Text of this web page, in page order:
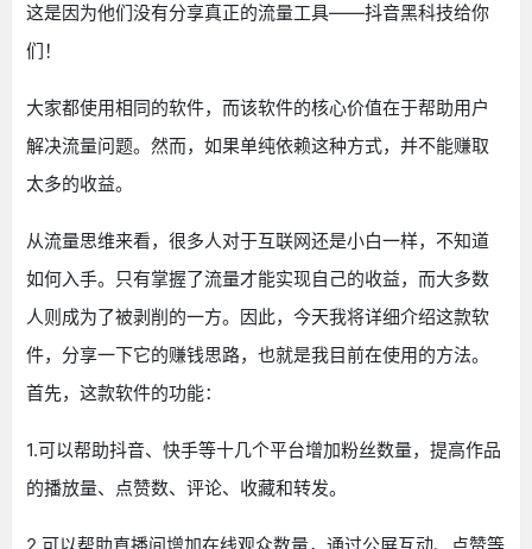
这是因为他们没有分享真正的流量工具——抖音黑科技给你
们！
大家都使用相同的软件，而该软件的核心价值在于帮助用户
解决流量问题。然而，如果单纯依赖这种方式，并不能赚取
太多的收益。
从流量思维来看，很多人对于互联网还是小白一样，不知道
如何入手。只有掌握了流量才能实现自己的收益，而大多数
人则成为了被剥削的一方。因此，今天我将详细介绍这款软
件，分享一下它的赚钱思路，也就是我目前在使用的方法。
首先，这款软件的功能：
1.可以帮助抖音、快手等十几个平台增加粉丝数量，提高作品
的播放量、点赞数、评论、收藏和转发。